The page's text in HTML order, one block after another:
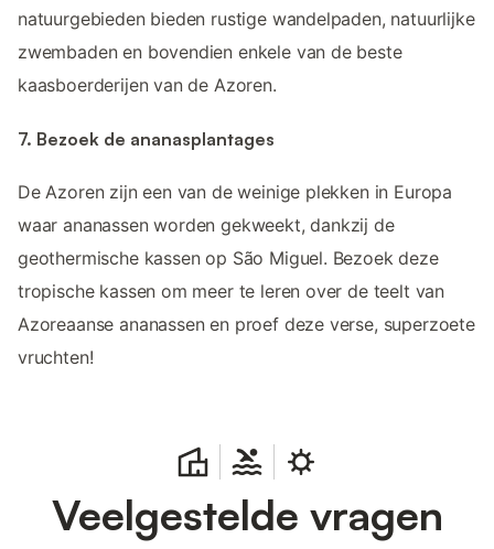
natuurgebieden bieden rustige wandelpaden, natuurlijke
zwembaden en bovendien enkele van de beste
kaasboerderijen van de Azoren.
7. Bezoek de ananasplantages
De Azoren zijn een van de weinige plekken in Europa
waar ananassen worden gekweekt, dankzij de
geothermische kassen op São Miguel. Bezoek deze
tropische kassen om meer te leren over de teelt van
Azoreaanse ananassen en proef deze verse, superzoete
vruchten!
Veelgestelde vragen